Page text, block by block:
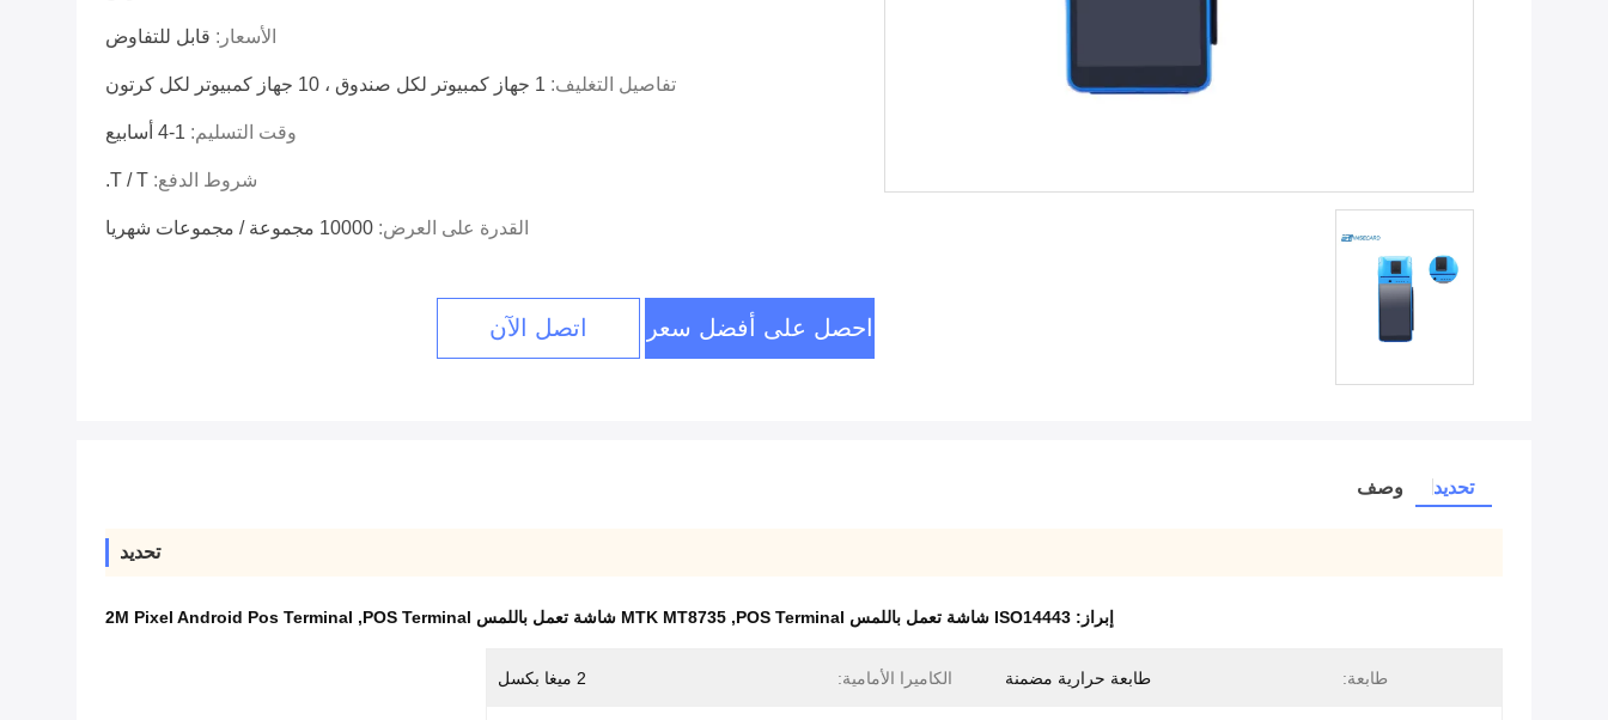
الأسعار: قابل للتفاوض
تفاصيل التغليف: 1 جهاز كمبيوتر لكل صندوق ، 10 جهاز كمبيوتر لكل كرتون
وقت التسليم: 1-4 أسابيع
شروط الدفع: T / T.
القدرة على العرض: 10000 مجموعة / مجموعات شهريا
احصل على أفضل سعر اتصل الآن
تحديد وصف
تحديد
إبراز: ISO14443 شاشة تعمل باللمس POS Terminal , MTK MT8735 شاشة تعمل باللمس POS Terminal ,
2M Pixel Android Pos Terminal
طابعة: طابعة حرارية مضمنة الكاميرا الأمامية: 2 ميغا بكسل